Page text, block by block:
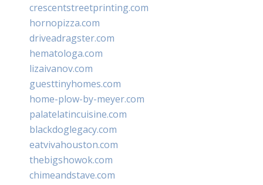
crescentstreetprinting.com
hornopizza.com
driveadragster.com
hematologa.com
lizaivanov.com
guesttinyhomes.com
home-plow-by-meyer.com
palatelatincuisine.com
blackdoglegacy.com
eatvivahouston.com
thebigshowok.com
chimeandstave.com